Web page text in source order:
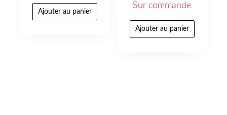
Ajouter au panier
Sur commande
Ajouter au panier